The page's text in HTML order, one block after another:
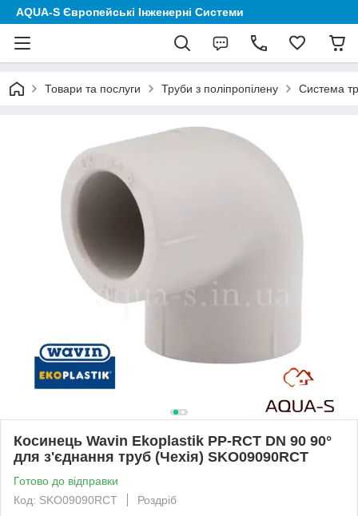
AQUA-S Європейські Інженерні Системи
Товари та послуги Труби з поліпропілену Система
Косинець Wavin Ekoplastik PP-RCT DN 90 90°
для з'єднання труб (Чехія) SKO09090RCT
Готово до відправки
Код: SKO09090RCT
Роздріб